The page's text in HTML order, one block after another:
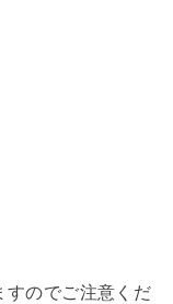
すのでご注意くだ